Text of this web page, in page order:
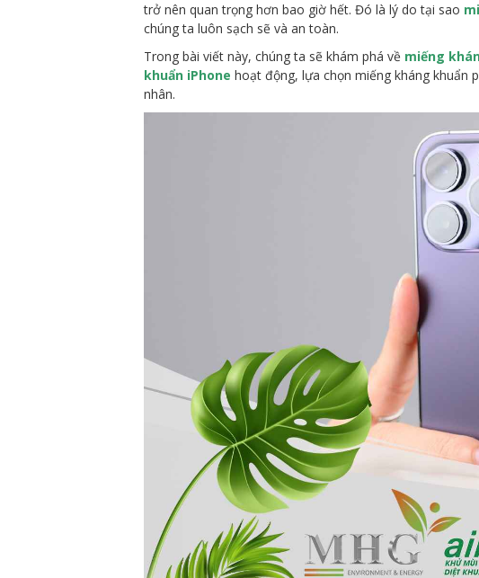
trở nên quan trọng hơn bao giờ hết. Đó là lý do tại sao
chúng ta luôn sạch sẽ và an toàn.
Trong bài viết này, chúng ta sẽ khám phá về miếng
khuẩn iPhone hoạt động, lựa chọn miếng kháng khuẩn
nhân.